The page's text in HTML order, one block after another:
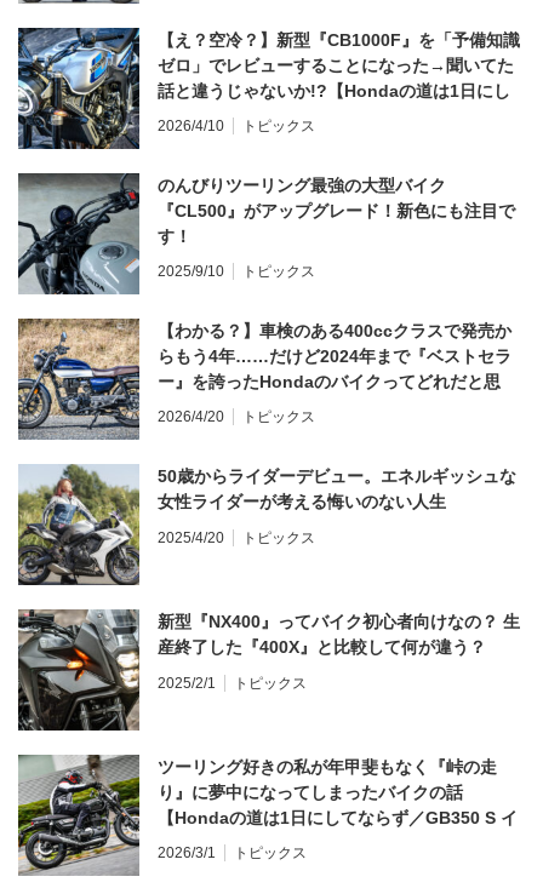
【え？空冷？】新型『CB1000F』を「予備知識
ゼロ」でレビューすることになった→聞いてた
話と違うじゃないか!?【Hondaの道は1日にし
てならず／CB1000F ①第一印象 編】
2026/4/10 トピックス
のんびりツーリング最強の大型バイク
『CL500』がアップグレード！新色にも注目で
す！
2025/9/10 トピックス
【わかる？】車検のある400ccクラスで発売か
らもう4年……だけど2024年まで『ベストセラ
ー』を誇ったHondaのバイクってどれだと思
う？
2026/4/20 トピックス
50歳からライダーデビュー。エネルギッシュな
女性ライダーが考える悔いのない人生
2025/4/20 トピックス
新型『NX400』ってバイク初心者向けなの？ 生
産終了した『400X』と比較して何が違う？
2025/2/1 トピックス
ツーリング好きの私が年甲斐もなく『峠の走
り』に夢中になってしまったバイクの話
【Hondaの道は1日にしてならず／GB350 S イ
ンプレ・レビュー 前編】
2026/3/1 トピックス